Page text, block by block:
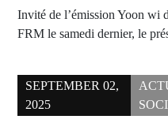
Invité de l’émission Yoon wi
FRM le samedi dernier, le
SEPTEMBER 02,
2025